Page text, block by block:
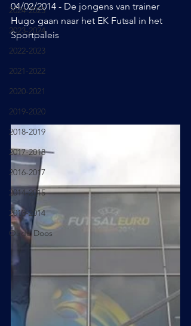
2024-2025
2023-2024
2022-2023
2021-2022
2020-2021
2019-2020
2018-2019
2017-2018
2016-2017
2014-2015
2013-2014
Oude Doos
04/02/2014 - De jongens van trainer
Hugo gaan naar het EK Futsal in het
Sportpaleis